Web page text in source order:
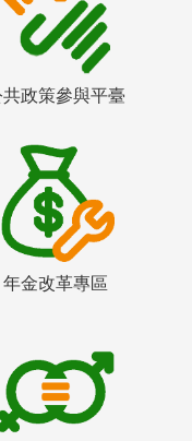
共政策參與平臺
年金改革專區